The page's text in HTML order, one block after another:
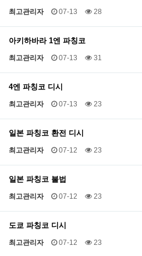
최고관리자 07-13 28
아키하바라 1엔 파칭코
최고관리자 07-13 31
4엔 파칭코 디시
최고관리자 07-13 23
일본 파칭코 환전 디시
최고관리자 07-12 23
일본 파칭코 불법
최고관리자 07-12 23
도쿄 파칭코 디시
최고관리자 07-12 23